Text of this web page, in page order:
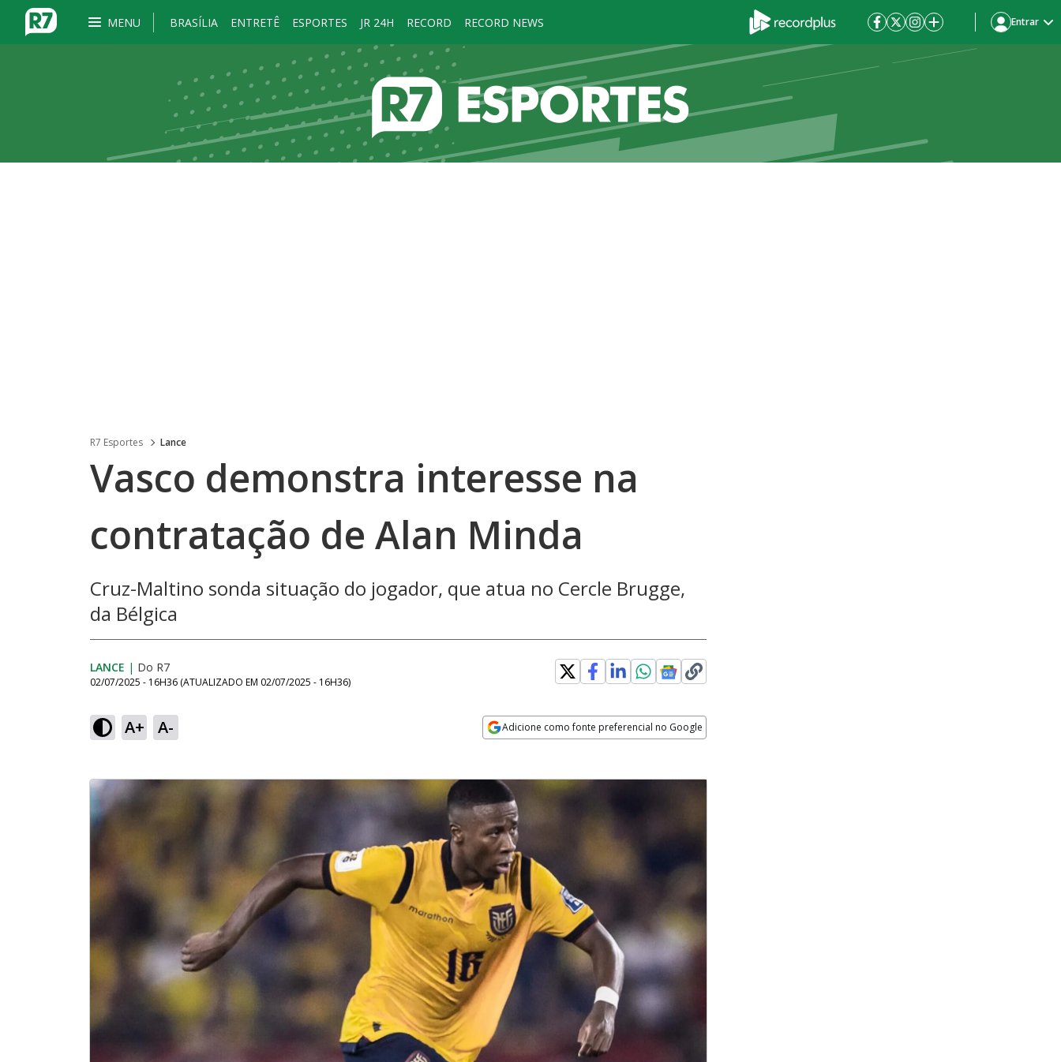
MENU BRASÍLIA ENTRETÊ ESPORTES JR 24H RECORD RECORD NEWS Entrar
R7 Esportes Lance
Vasco demonstra interesse na
contratação de Alan Minda
Cruz-Maltino sonda situação do jogador, que atua no Cercle Brugge,
da Bélgica
LANCE | Do R7
02/07/2025 - 16H36 (ATUALIZADO EM 02/07/2025 - 16H36)
A+ A- Adicione como fonte preferencial no Google